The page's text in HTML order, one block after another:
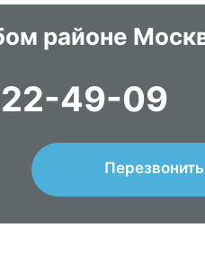
районе
49-09
Перезвонить